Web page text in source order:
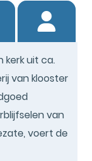
kerk uit ca.
van klooster
van
voert de